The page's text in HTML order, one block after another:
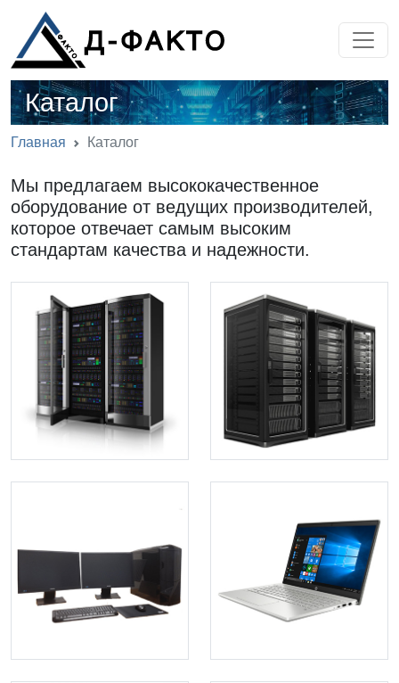
Каталог
Главная Каталог
Мы предлагаем высококачественное
оборудование от ведущих производителей,
которое отвечает самым высоким
стандартам качества и надежности.